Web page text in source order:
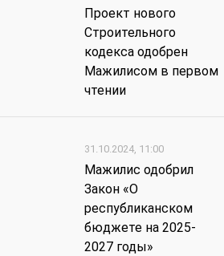
Проект нового
Строительного
кодекса одобрен
Мажилисом в первом
чтении
31.10.2024, 11:00
Мажилис одобрил
Закон «О
республиканском
бюджете на 2025-
2027 годы»